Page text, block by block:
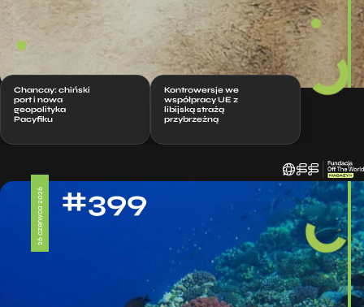
Chancay: chiński
port i nowa
geopolityka
Pacyfiku
Kontrowersje we
współpracy UE z
libijską strażą
przybrzeżną
26 czerwca 2026 #399